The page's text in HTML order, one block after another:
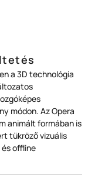
a 3D technológia
módon. Az Opera
animált formában is
tükröző vizuális
offline